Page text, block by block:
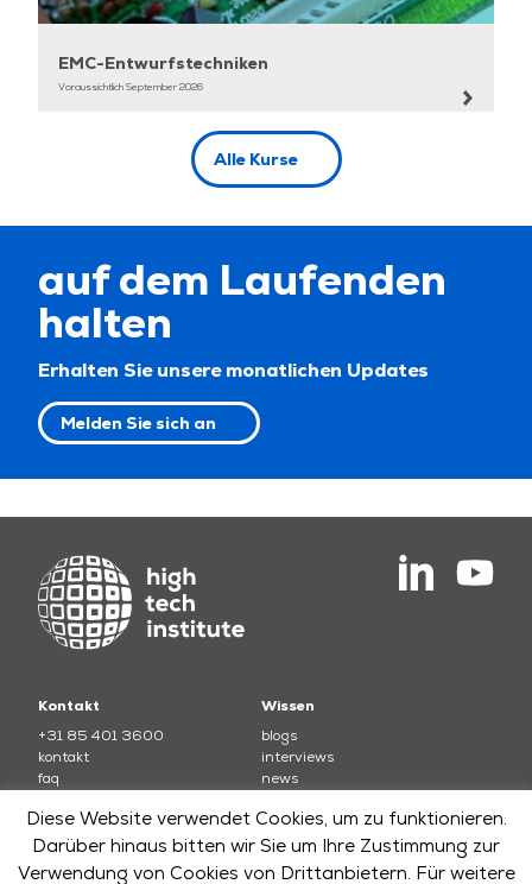
EMC-Entwurfstechniken
Voraussichtlich September 2026
Alle Kurse
auf dem Laufenden
halten
Erhalten Sie unsere monatlichen Updates
Melden Sie sich an
Kontakt
+31 85 401 3600
kontakt
faq
Wissen
blogs
interviews
news
Kurse
electronics
soft skills and leadership
Diese Website verwendet Cookies, um zu funktionieren.
Darüber hinaus bitten wir Sie um Ihre Zustimmung zur
Verwendung von Cookies von Drittanbietern. Für weitere